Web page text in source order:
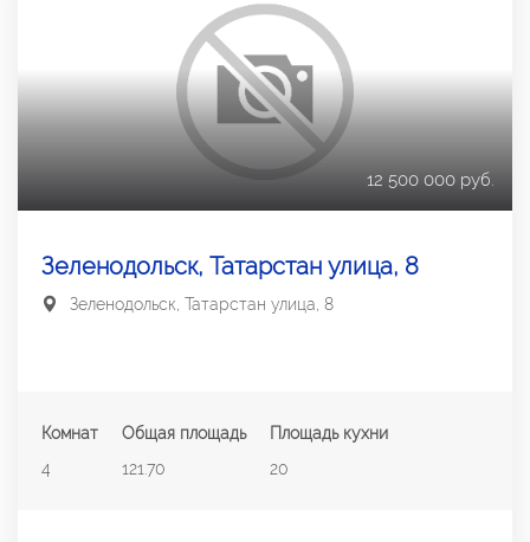
12 500 000 руб.
Зеленодольск, Татарстан улица, 8
Зеленодольск, Татарстан улица, 8
Комнат
4
Общая площадь
121.70
Площадь кухни
20